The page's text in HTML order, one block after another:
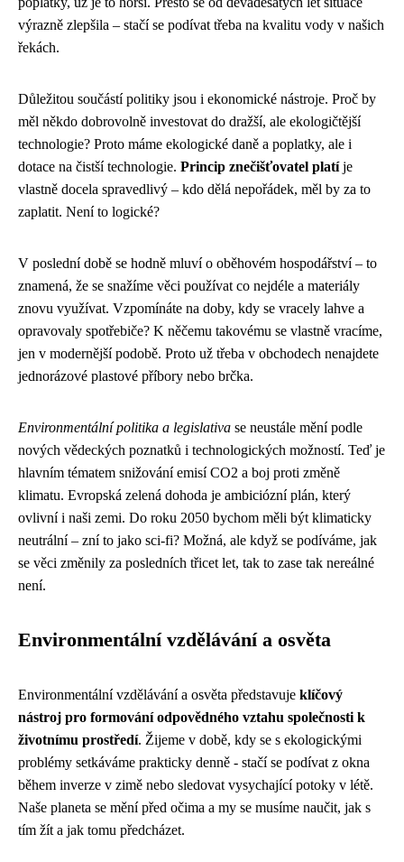
výrazně zlepšila – stačí se podívat třeba na kvalitu vody v našich
řekách.
Důležitou součástí politiky jsou i ekonomické nástroje. Proč by
měl někdo dobrovolně investovat do dražší, ale ekologičtější
technologie? Proto máme ekologické daně a poplatky, ale i
dotace na čistší technologie. Princip znečišťovatel platíje
vlastně docela spravedlivý – kdo dělá nepořádek, měl by za to
zaplatit. Není to logické?
V poslední době se hodně mluví o oběhovém hospodářství – to
znamená, že se snažíme věci používat co nejdéle a materiály
znovu využívat. Vzpomínáte na doby, kdy se vracely lahve a
opravovaly spotřebiče? K něčemu takovému se vlastně vracíme,
jen v modernější podobě. Proto už třeba v obchodech nenajdete
jednorázové plastové příbory nebo brčka.
Environmentální politika a legislativa se neustále mění podle
nových vědeckých poznatků i technologických možností. Teď je
hlavním tématem snižování emisí CO2 a boj proti změně
klimatu. Evropská zelená dohoda je ambiciózní plán, který
ovlivní i naši zemi. Do roku 2050 bychom měli být klimaticky
neutrální – zní to jako sci-fi? Možná, ale když se podíváme, jak
se věci změnily za posledních třicet let, tak to zase tak nereálné
není.
Environmentální vzdělávání a osvěta
Environmentální vzdělávání a osvěta představuje klíčový
nástroj pro formování odpovědného vztahu společnosti k
životnímu prostředí. Žijeme v době, kdy se s ekologickými
problémy setkáváme prakticky denně - stačí se podívat z okna
během inverze v zimě nebo sledovat vysychající potoky v létě.
Naše planeta se mění před očima a my se musíme naučit, jak s
tím žít a jak tomu předcházet.